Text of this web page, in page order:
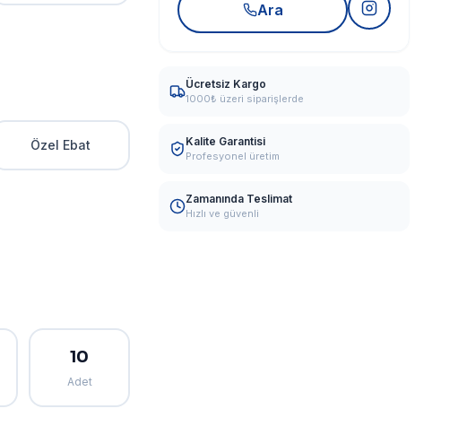
Özel Ebat
10
Adet
Ara
Ücretsiz Kargo
1000₺ üzeri siparişlerde
Kalite Garantisi
Profesyonel üretim
Zamanında Teslimat
Hızlı ve güvenli